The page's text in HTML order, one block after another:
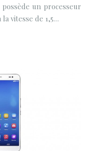
un processeur
vitesse de 1,5…